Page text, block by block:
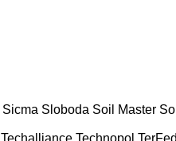
Sicma Sloboda Soil Master
Techalliance Technopol TerFed